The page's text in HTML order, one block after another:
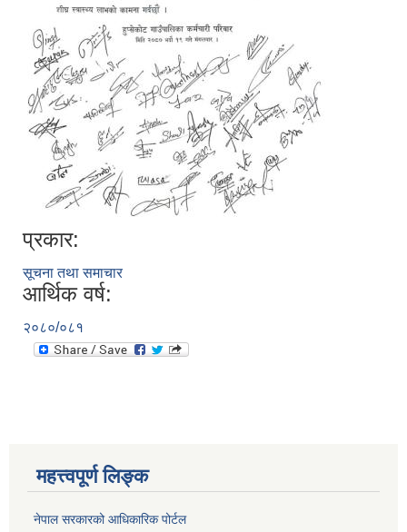
प्रकार:
सूचना तथा समाचार
आर्थिक वर्ष:
२०८०/०८१
महत्त्वपूर्ण लिङ्क
नेपाल सरकारको आधिकारिक पोर्टल